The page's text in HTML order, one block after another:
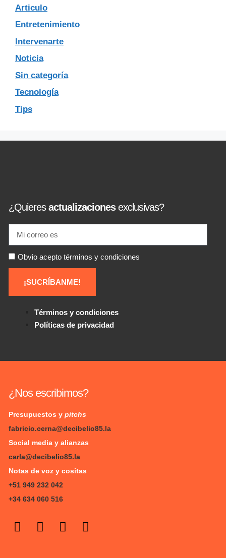
Articulo
Entretenimiento
Intervenarte
Noticia
Sin categoría
Tecnología
Tips
¿Quieresactualizacionesexclusivas?
Obvio acepto términos y condiciones
¡SUCRÍBANME!
Términos y condiciones
Políticas de privacidad
¿Nos escribimos?
Presupuestos y pitchs
fabricio.cerna@decibelio85.la
Social media y alianzas
carla@decibelio85.la
Notas de voz y cositas
+51 949 232 042
+34 634 060 516